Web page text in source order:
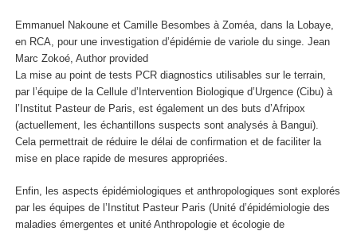
Emmanuel Nakoune et Camille Besombes à Zoméa, dans la Lobaye,
en RCA, pour une investigation d’épidémie de variole du singe. Jean
Marc Zokoé, Author provided
La mise au point de tests PCR diagnostics utilisables sur le terrain,
par l’équipe de la Cellule d’Intervention Biologique d’Urgence (Cibu) à
l’Institut Pasteur de Paris, est également un des buts d’Afripox
(actuellement, les échantillons suspects sont analysés à Bangui).
Cela permettrait de réduire le délai de confirmation et de faciliter la
mise en place rapide de mesures appropriées.
Enfin, les aspects épidémiologiques et anthropologiques sont explorés
par les équipes de l’Institut Pasteur Paris (Unité d’épidémiologie des
maladies émergentes et unité Anthropologie et écologie de